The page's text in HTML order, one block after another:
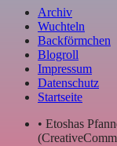
Archiv
Wuchteln
Backförmchen
Blogroll
Impressum
Datenschutz
Startseite
• Etoshas